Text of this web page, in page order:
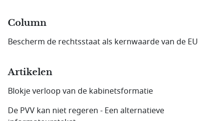
Column
Bescherm de rechtsstaat als kernwaarde van de EU
Artikelen
Blokje verloop van de kabinetsformatie
De PVV kan niet regeren - Een alternatieve